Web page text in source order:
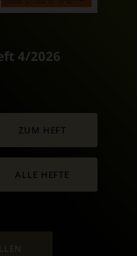
4/2026
ZUM HEFT
ALLE HEFTE